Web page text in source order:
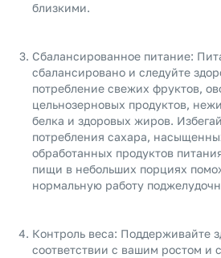
близкими.
Сбалансированное питание:
сбалансировано и следуйте
потребление свежих фруктов,
цельнозерновых продуктов,
белка и здоровых жиров.
потребления сахара,
обработанных продуктов
пищи в небольших порциях
нормальную работу
Контроль веса: Поддерживайте
соответствии с вашим ростом и